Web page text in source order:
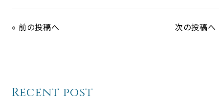
« 前の投稿へ 次の投稿へ
Recent post